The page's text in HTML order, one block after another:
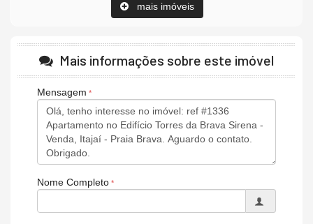
Características do Empreendimento
Spa
Espaço Gourmet
Espaço Fitness
Portão Eletrônico
Playground
Brinquedoteca
Pet Care
Automação Predial
Piscina Infantil
Pet Place
Hall Decorado e Mobiliado
mais imóveis
Mais informações sobre este imóvel
Mensagem
Nome Completo